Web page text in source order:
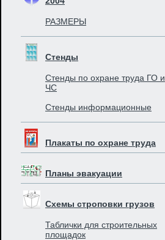
РАЗМЕРЫ
Стенды
Стенды по охране труда ГО и
ЧС
Стенды информационные
Плакаты по охране труда
Планы эвакуации
Схемы строповки грузов
Таблички для строительных
площадок